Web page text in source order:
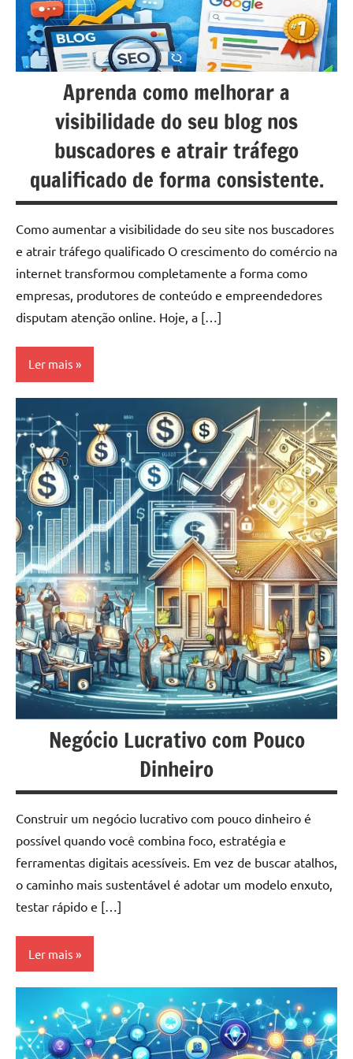
s
i
n
e
Aprenda como melhorar a
visibilidade do seu blog nos
buscadores e atrair tráfego
qualificado de forma consistente.
Como aumentar a visibilidade do seu site nos buscadores
e atrair tráfego qualificado O crescimento do comércio na
internet transformou completamente a forma como
empresas, produtores de conteúdo e empreendedores
disputam atenção online. Hoje, a […]
Ler mais
Estratégias
e Métodos
Seo
tráfego
qualificado
Negócio Lucrativo com Pouco
Dinheiro
Construir um negócio lucrativo com pouco dinheiro é
possível quando você combina foco, estratégia e
ferramentas digitais acessíveis. Em vez de buscar atalhos,
o caminho mais sustentável é adotar um modelo enxuto,
testar rápido e […]
Ler mais
Ganhar
Dinheiro